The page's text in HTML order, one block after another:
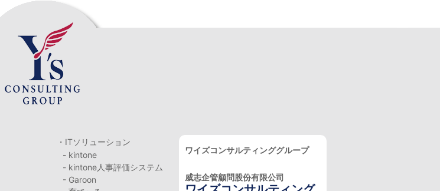
・ITソリューション
- kintone
- kintone人事評価システム
- Garoon
ワイズコンサルティンググループ
威志企管顧問股份有限公司